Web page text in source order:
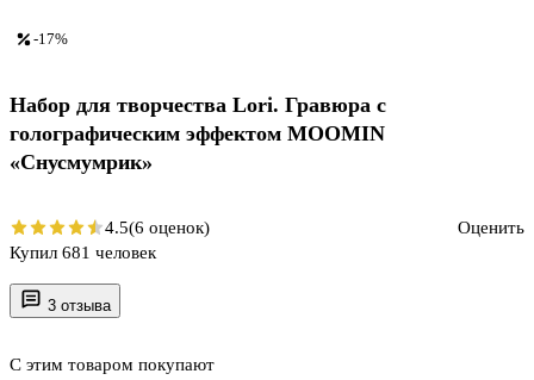
3 отзыва
С этим товаром покупают
-17%
Набор для творчества Lori. Гравюра с
голографическим эффектом MOOMIN
«Снусмумрик»
4.5(6 оценок)
Оценить
Купил 681 человек